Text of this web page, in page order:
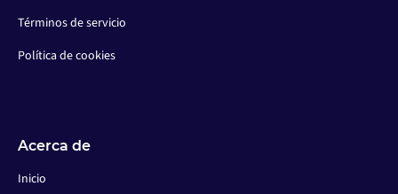
Términos de servicio
Política de cookies
Acerca de
Inicio